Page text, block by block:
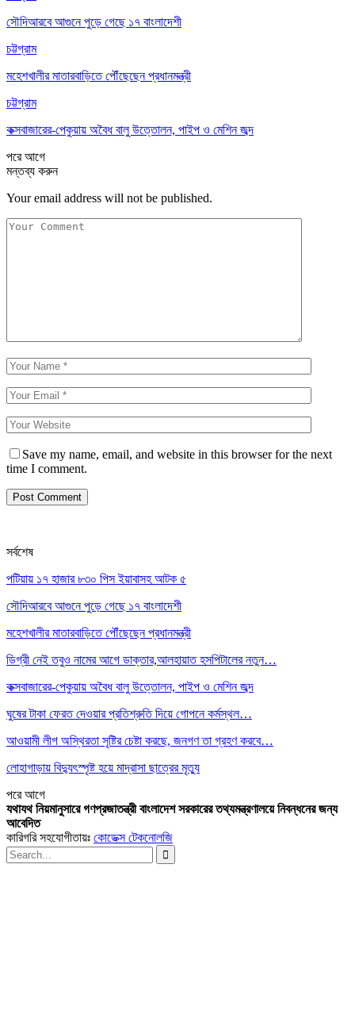
সৌদিআরবে আগুনে পুড়ে গেছে ১৭ বাংলাদেশী
চট্টগ্রাম
মহেশখালীর মাতারবাড়িতে পৌঁছেছেন প্রধানমন্ত্রী
চট্টগ্রাম
কক্সবাজারের-পেকুয়ায় অবৈধ বালু উত্তোলন, পাইপ ও মেশিন জব্দ
পরেআগে
মন্তব্য করুন
Your email address will not be published.
Save my name, email, and website in this browser for the next
time I comment.
সর্বশেষ
পটিয়ায় ১৭ হাজার ৮৩০ পিস ইয়াবাসহ আটক ৫
সৌদিআরবে আগুনে পুড়ে গেছে ১৭ বাংলাদেশী
মহেশখালীর মাতারবাড়িতে পৌঁছেছেন প্রধানমন্ত্রী
ডিগ্রী নেই তবুও নামের আগে ডাক্তার,আলহায়াত হসপিটালের নতুন…
কক্সবাজারের-পেকুয়ায় অবৈধ বালু উত্তোলন, পাইপ ও মেশিন জব্দ
ঘুষের টাকা ফেরত দেওয়ার প্রতিশ্রুতি দিয়ে গোপনে কর্মস্থল…
আওয়ামী লীগ অস্থিরতা সৃষ্টির চেষ্টা করছে, জনগণ তা গ্রহণ করবে…
লোহাগাড়ায় বিদ্যুৎস্পৃষ্ট হয়ে মাদ্রাসা ছাত্রের মৃত্যু
পরেআগে
যথাযথ নিয়মানুসারে গণপ্রজাতন্ত্রী বাংলাদেশ সরকারের তথ্যমন্ত্রণালয়ে নিবন্ধনের জন্য
আবেদিত
কারিগরি সহযোগীতায়ঃ কোডেক্স টেকনোলজি